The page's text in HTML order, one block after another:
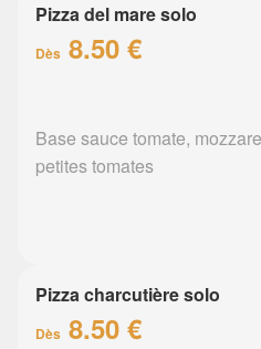
Pizza del mare solo
Dès 8.50 €
Base sauce tomate,
petites tomates
Pizza charcutière solo
Dès 8.50 €